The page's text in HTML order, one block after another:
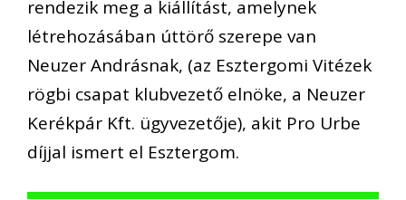
rendezik meg a kiállítást, amelynek
létrehozásában úttörő szerepe van
Neuzer Andrásnak, (az Esztergomi Vitézek
rögbi csapat klubvezető elnöke, a Neuzer
Kerékpár Kft. ügyvezetője), akit Pro Urbe
díjjal ismert el Esztergom.